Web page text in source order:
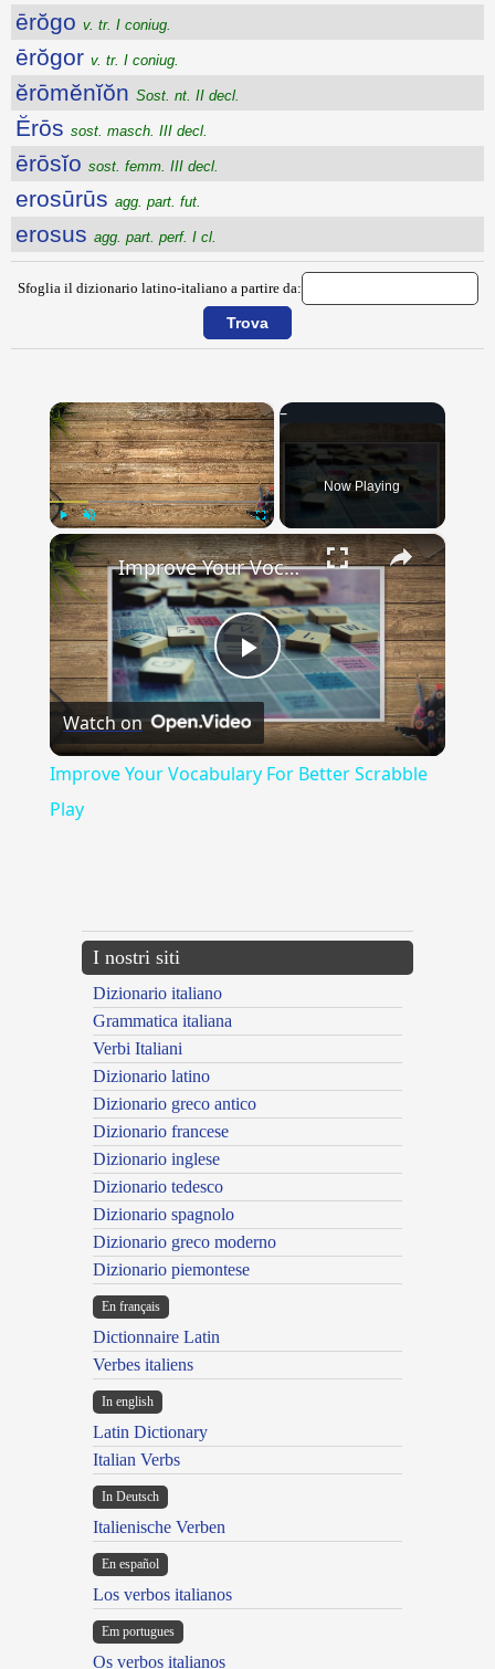
ērŏgo v. tr. I coniug.
ērŏgor v. tr. I coniug.
ĕrōmĕnĭŏn Sost. nt. II decl.
Ĕrōs sost. masch. III decl.
ērōsĭo sost. femm. III decl.
erosūrūs agg. part. fut.
erosus agg. part. perf. I cl.
Sfoglia il dizionario latino-italiano a partire da:
×
Unmute Fullscreen
Now Playing
×
Play
Video
Improve Your Vocabulary For Better Scrabble Play
Watch on
Improve Your Vocabulary For Better Scrabble
Play
I nostri siti
Dizionario italiano
Grammatica italiana
Verbi Italiani
Dizionario latino
Dizionario greco antico
Dizionario francese
Dizionario inglese
Dizionario tedesco
Dizionario spagnolo
Dizionario greco moderno
Dizionario piemontese
En français
Dictionnaire Latin
Verbes italiens
In english
Latin Dictionary
Italian Verbs
In Deutsch
Italienische Verben
En español
Los verbos italianos
Em portugues
Os verbos italianos